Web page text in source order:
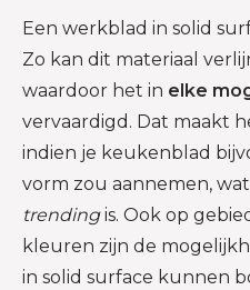
Een werkblad in solid
Zo kan dit materiaal
waardoor het in elke
vervaardigd. Dat maakt
indien je keukenblad
vorm zou aannemen,
trendingis. Ook op
kleuren zijn de
in solid surface kunnen